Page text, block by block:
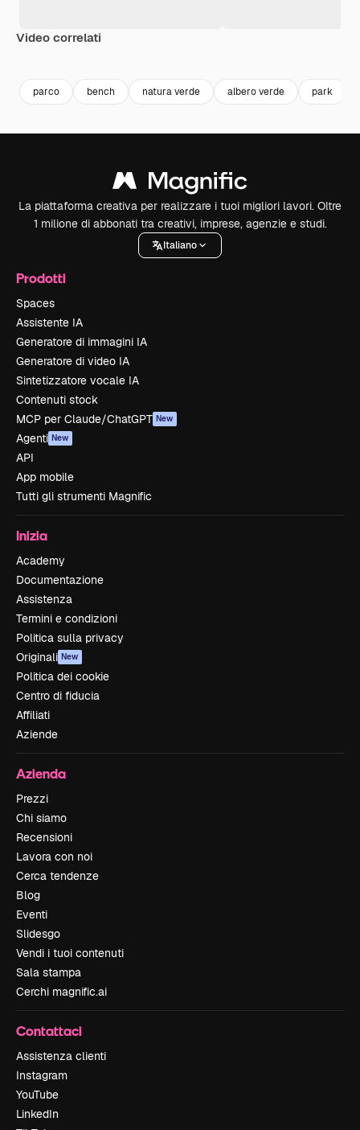
Video correlati
parco bench natura verde albero verde park
La piattaforma creativa per realizzare i tuoi migliori lavori. Oltre
1 milione di abbonati tra creativi, imprese, agenzie e studi.
Italiano
Prodotti
Spaces
Assistente IA
Generatore di immagini IA
Generatore di video IA
Sintetizzatore vocale IA
Contenuti stock
MCP per Claude/ChatGPT New
Agenti New
API
App mobile
Tutti gli strumenti Magnific
Inizia
Academy
Documentazione
Assistenza
Termini e condizioni
Politica sulla privacy
Originali New
Politica dei cookie
Centro di fiducia
Affiliati
Aziende
Azienda
Prezzi
Chi siamo
Recensioni
Lavora con noi
Cerca tendenze
Blog
Eventi
Slidesgo
Vendi i tuoi contenuti
Sala stampa
Cerchi magnific.ai
Contattaci
Assistenza clienti
Instagram
YouTube
LinkedIn